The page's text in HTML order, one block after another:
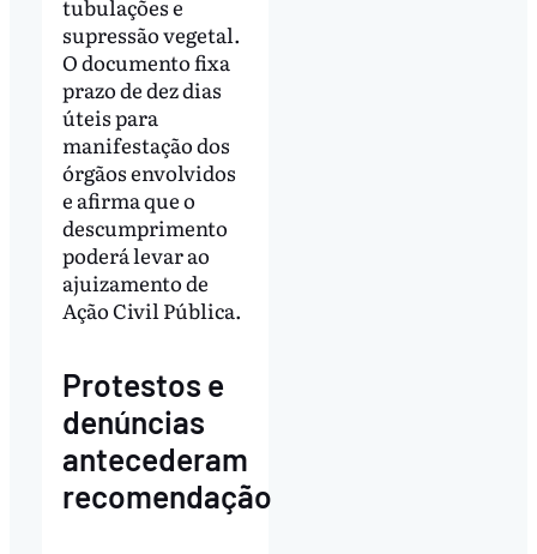
tubulações e
supressão vegetal.
O documento fixa
prazo de dez dias
úteis para
manifestação dos
órgãos envolvidos
e afirma que o
descumprimento
poderá levar ao
ajuizamento de
Ação Civil Pública.
Protestos e
denúncias
antecederam
recomendação